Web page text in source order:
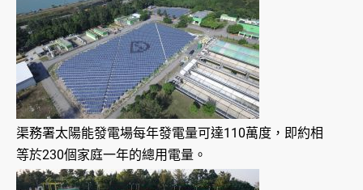
渠務署太陽能發電場每年發電量可達110萬度，即約相
等於230個家庭一年的總用電量。